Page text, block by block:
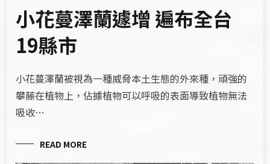
小花蔓澤蘭遽增 遍布全台
19縣市
小花蔓澤蘭被視為一種威脅本土生態的外來種，頑強的
攀藤在植物上，佔據植物可以呼吸的表面導致植物無法
吸收…
READ MORE